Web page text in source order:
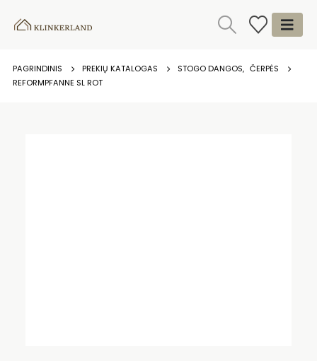
PAGRINDINIS PREKIŲ KATALOGAS STOGO DANGOS, ČERPĖS
REFORMPFANNE SL ROT